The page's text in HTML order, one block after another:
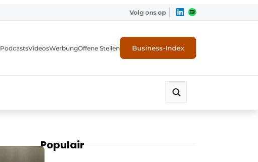
Volg ons op
PodcastsVideosWerbungOffene Stellen Business-Index
Populair